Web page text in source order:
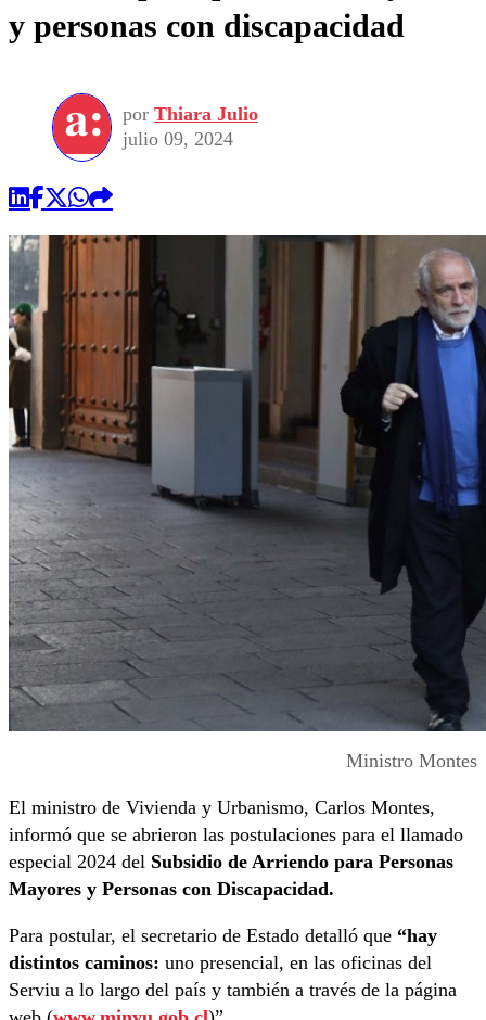
y personas con discapacidad
por Thiara Julio
julio 09, 2024
Ministro Montes
El ministro de Vivienda y Urbanismo, Carlos Montes,
informó que se abrieron las postulaciones para el llamado
especial 2024 del Subsidio de Arriendo para Personas
Mayores y Personas con Discapacidad.
Para postular, el secretario de Estado detalló que “hay
distintos caminos: uno presencial, en las oficinas del
Serviu a lo largo del país y también a través de la página